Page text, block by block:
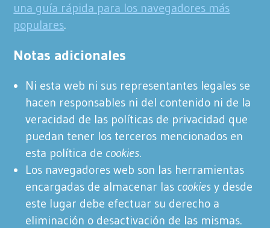
una guía rápida para los navegadores más
populares.
Notas adicionales
Ni esta web ni sus representantes legales se
hacen responsables ni del contenido ni de la
veracidad de las políticas de privacidad que
puedan tener los terceros mencionados en
esta política de cookies.
Los navegadores web son las herramientas
encargadas de almacenar las cookies y desde
este lugar debe efectuar su derecho a
eliminación o desactivación de las mismas.